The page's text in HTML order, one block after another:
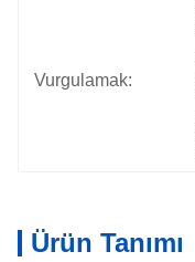
Vurgulamak:
Ürün Tanımı